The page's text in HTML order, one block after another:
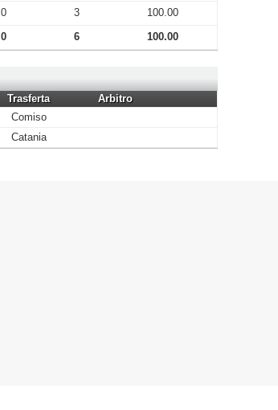
0 3
100.00
0 6 100.00
Trasferta
Arbitro
Comiso
Catania